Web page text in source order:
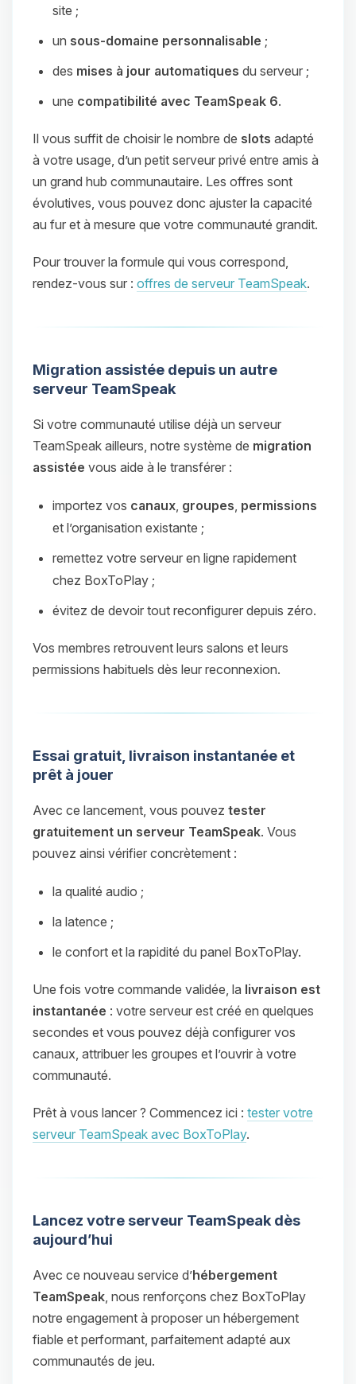
site ;
un sous‑domaine personnalisable ;
des mises à jour automatiques du serveur ;
une compatibilité avec TeamSpeak 6.
Il vous suffit de choisir le nombre de slots adapté
à votre usage, d’un petit serveur privé entre amis à
un grand hub communautaire. Les offres sont
évolutives, vous pouvez donc ajuster la capacité
au fur et à mesure que votre communauté grandit.
Pour trouver la formule qui vous correspond,
rendez‑vous sur : offres de serveur TeamSpeak.
Migration assistée depuis un autre
serveur TeamSpeak
Si votre communauté utilise déjà un serveur
TeamSpeak ailleurs, notre système de migration
assistée vous aide à le transférer :
importez vos canaux groupes permissions
et l’organisation existante ;
remettez votre serveur en ligne rapidement
chez BoxToPlay ;
évitez de devoir tout reconfigurer depuis zéro.
Vos membres retrouvent leurs salons et leurs
permissions habituels dès leur reconnexion.
Essai gratuit, livraison instantanée et
prêt à jouer
Avec ce lancement, vous pouvez tester
gratuitement un serveur TeamSpeak. Vous
pouvez ainsi vérifier concrètement :
la qualité audio ;
la latence ;
le confort et la rapidité du panel BoxToPlay.
Une fois votre commande validée, la livraison est
instantanée : votre serveur est créé en quelques
secondes et vous pouvez déjà configurer vos
canaux, attribuer les groupes et l’ouvrir à votre
communauté.
Prêt à vous lancer ? Commencez ici : tester votre
serveur TeamSpeak avec BoxToPlay.
Lancez votre serveur TeamSpeak dès
aujourd’hui
Avec ce nouveau service d’hébergement
TeamSpeak , nous renforçons chez BoxToPlay
notre engagement à proposer un hébergement
fiable et performant, parfaitement adapté aux
communautés de jeu.